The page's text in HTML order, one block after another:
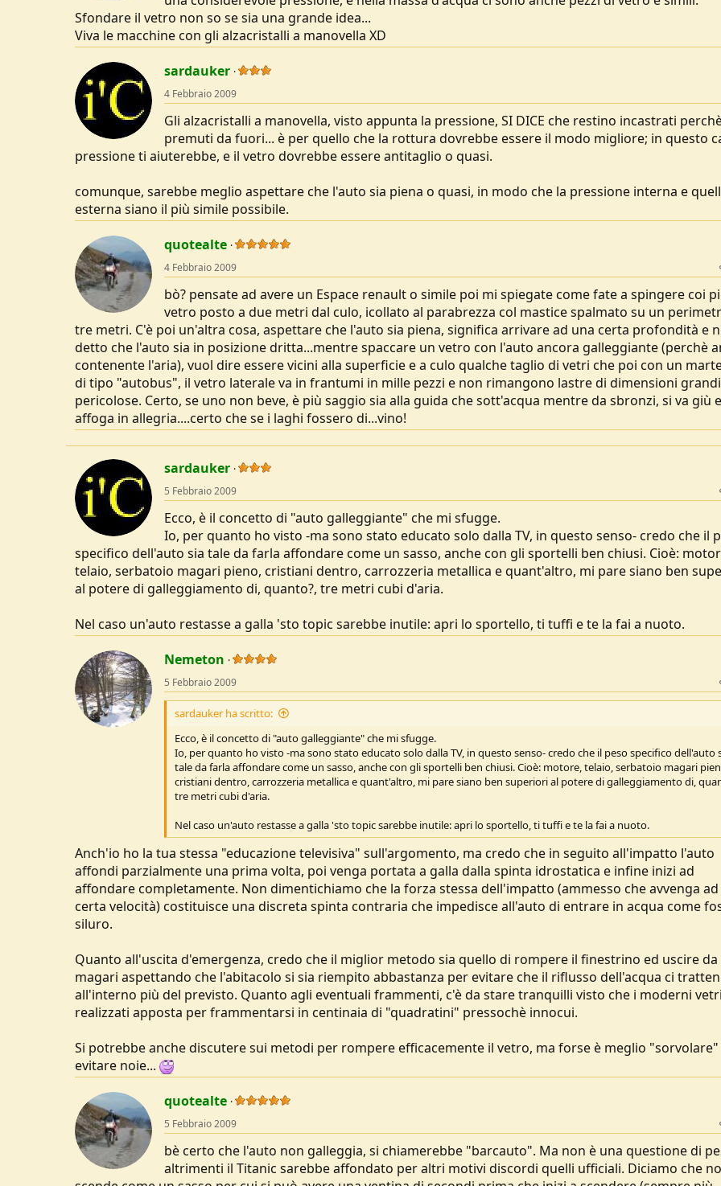
Sfondare il vetro non so se sia una grande idea...
Viva le macchine con gli alzacristalli a manovella XD
sardauker
4 Febbraio 2009
Gli alzacristalli a manovella, visto appunta la pressione, SI DICE che restino incastrati
premuti da fuori... è per quello che la rottura dovrebbe essere il modo migliore; in questo
pressione ti aiuterebbe, e il vetro dovrebbe essere antitaglio o quasi.
comunque, sarebbe meglio aspettare che l'auto sia piena o quasi, in modo che la pressione interna e
esterna siano il più simile possibile.
quotealte
4 Febbraio 2009
bò? pensate ad avere un Espace renault o simile poi mi spiegate come fate a spingere coi
vetro posto a due metri dal culo, icollato al parabrezza col mastice spalmato su un
tre metri. C'è poi un'altra cosa, aspettare che l'auto sia piena, significa arrivare ad una certa profondità e
detto che l'auto sia in posizione dritta...mentre spaccare un vetro con l'auto ancora galleggiante (perchè
contenente l'aria), vuol dire essere vicini alla superficie e a culo qualche taglio di vetri che poi con un
di tipo "autobus", il vetro laterale va in frantumi in mille pezzi e non rimangono lastre di dimensioni
pericolose. Certo, se uno non beve, è più saggio sia alla guida che sott'acqua mentre da sbronzi, si va giù
affoga in allegria....certo che se i laghi fossero di...vino!
sardauker
5 Febbraio 2009
Ecco, è il concetto di "auto galleggiante" che mi sfugge.
Io, per quanto ho visto -ma sono stato educato solo dalla TV, in questo senso- credo che il
specifico dell'auto sia tale da farla affondare come un sasso, anche con gli sportelli ben chiusi. Cioè:
telaio, serbatoio magari pieno, cristiani dentro, carrozzeria metallica e quant'altro, mi pare siano ben
al potere di galleggiamento di, quanto?, tre metri cubi d'aria.
Nel caso un'auto restasse a galla 'sto topic sarebbe inutile: apri lo sportello, ti tuffi e te la fai a nuoto.
Nemeton
5 Febbraio 2009
sardauker ha scritto:
Ecco, è il concetto di "auto galleggiante" che mi sfugge.
Io, per quanto ho visto -ma sono stato educato solo dalla TV, in questo senso- credo che il peso specifico dell'auto
tale da farla affondare come un sasso, anche con gli sportelli ben chiusi. Cioè: motore, telaio, serbatoio magari
cristiani dentro, carrozzeria metallica e quant'altro, mi pare siano ben superiori al potere di galleggiamento di,
tre metri cubi d'aria.
Nel caso un'auto restasse a galla 'sto topic sarebbe inutile: apri lo sportello, ti tuffi e te la fai a nuoto.
Anch'io ho la tua stessa "educazione televisiva" sull'argomento, ma credo che in seguito all'impatto l'auto
affondi parzialmente una prima volta, poi venga portata a galla dalla spinta idrostatica e infine inizi ad
affondare completamente. Non dimentichiamo che la forza stessa dell'impatto (ammesso che avvenga ad
certa velocità) costituisce una discreta spinta contraria che impedisce all'auto di entrare in acqua come
siluro.
Quanto all'uscita d'emergenza, credo che il miglior metodo sia quello di rompere il finestrino ed uscire da
magari aspettando che l'abitacolo si sia riempito abbastanza per evitare che il riflusso dell'acqua ci
all'interno più del previsto. Quanto agli eventuali frammenti, c'è da stare tranquilli visto che i moderni
realizzati apposta per frammentarsi in centinaia di "quadratini" pressochè innocui.
Si potrebbe anche discutere sui metodi per rompere efficacemente il vetro, ma forse è meglio
evitare noie...
quotealte
5 Febbraio 2009
bè certo che l'auto non galleggia, si chiamerebbe "barcauto". Ma non è una questione di
altrimenti il Titanic sarebbe affondato per altri motivi discordi quelli ufficiali. Diciamo che